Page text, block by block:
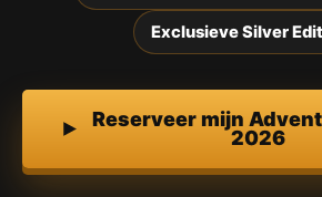
Exclusieve Silver
Reserveer mijn
2026